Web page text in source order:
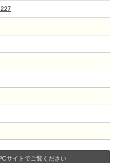
サイトでご覧ください